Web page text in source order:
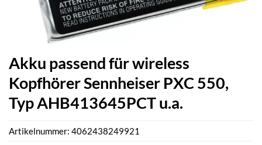
Akku passend für wireless
Kopfhörer Sennheiser PXC 550,
Typ AHB413645PCT u.a.
Artikelnummer: 4062438249921